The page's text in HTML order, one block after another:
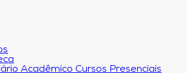
Acadêmico Cursos Presenciais